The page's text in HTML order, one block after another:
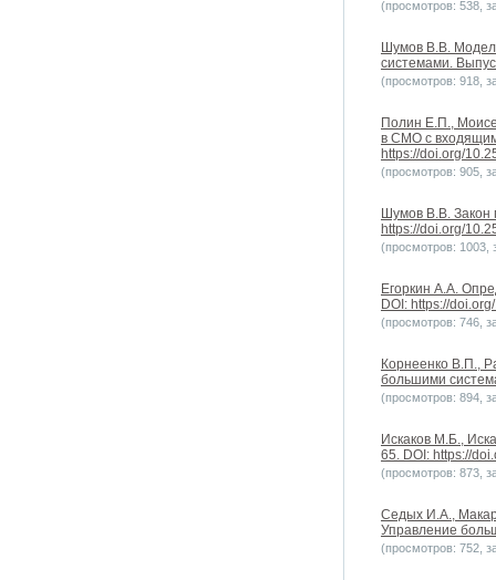
(просмотров: 538,
Шумов В.В.
системами.
(просмотров: 918,
Полин Е.П.,
в СМО с входящим
https://doi.org/
(просмотров: 905,
Шумов В.В. Закон
https://doi.org/
(просмотров: 1003,
Егоркин А.А.
DOI: https://
(просмотров: 746,
Корнеенко В.П.,
большими
(просмотров: 894,
Искаков М.Б.,
65. DOI: https://
(просмотров: 873,
Седых И.А.,
Управление
(просмотров: 752,